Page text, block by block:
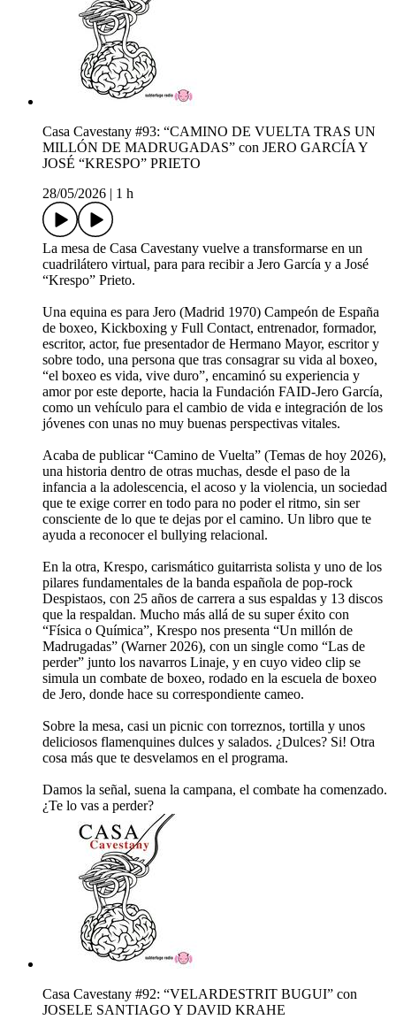
Casa Cavestany #93: “CAMINO DE VUELTA TRAS UN
MILLÓN DE MADRUGADAS” con JERO GARCÍA Y
JOSÉ “KRESPO” PRIETO
28/05/2026
1 h
La mesa de Casa Cavestany vuelve a transformarse en un
cuadrilátero virtual, para para recibir a Jero García y a José
“Krespo” Prieto.
Una equina es para Jero (Madrid 1970) Campeón de España
de boxeo, Kickboxing y Full Contact, entrenador, formador,
escritor, actor, fue presentador de Hermano Mayor, escritor y
sobre todo, una persona que tras consagrar su vida al boxeo,
“el boxeo es vida, vive duro”, encaminó su experiencia y
amor por este deporte, hacia la Fundación FAID-Jero García,
como un vehículo para el cambio de vida e integración de los
jóvenes con unas no muy buenas perspectivas vitales.
Acaba de publicar “Camino de Vuelta” (Temas de hoy 2026),
una historia dentro de otras muchas, desde el paso de la
infancia a la adolescencia, el acoso y la violencia, un sociedad
que te exige correr en todo para no poder el ritmo, sin ser
consciente de lo que te dejas por el camino. Un libro que te
ayuda a reconocer el bullying relacional.
En la otra, Krespo, carismático guitarrista solista y uno de los
pilares fundamentales de la banda española de pop-rock
Despistaos, con 25 años de carrera a sus espaldas y 13 discos
que la respaldan. Mucho más allá de su super éxito con
“Física o Química”, Krespo nos presenta “Un millón de
Madrugadas” (Warner 2026), con un single como “Las de
perder” junto los navarros Linaje, y en cuyo video clip se
simula un combate de boxeo, rodado en la escuela de boxeo
de Jero, donde hace su correspondiente cameo.
Sobre la mesa, casi un picnic con torreznos, tortilla y unos
deliciosos flamenquines dulces y salados. ¿Dulces? Si! Otra
cosa más que te desvelamos en el programa.
Damos la señal, suena la campana, el combate ha comenzado.
¿Te lo vas a perder?
Casa Cavestany #92: “VELARDESTRIT BUGUI” con
JOSELE SANTIAGO Y DAVID KRAHE